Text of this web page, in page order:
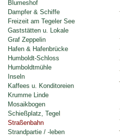
Blumeshof
Dampfer & Schiffe
Freizeit am Tegeler See
Gaststätten u. Lokale
Graf Zeppelin
Hafen & Hafenbrücke
Humboldt-Schloss
Humboldtmühle
Inseln
Kaffees u. Konditoreien
Krumme Linde
Mosaikbogen
Schießplatz, Tegel
Straßenbahn
Strandpartie / -leben